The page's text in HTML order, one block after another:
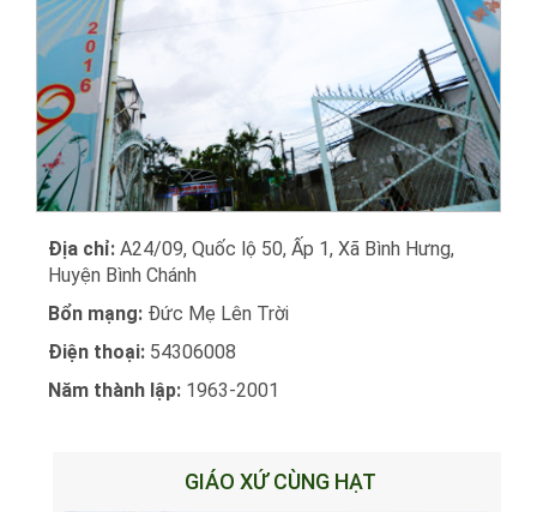
Địa chỉ: A24/09, Quốc lộ 50, Ấp 1, Xã Bình Hưng,
Huyện Bình Chánh
Bổn mạng: Đức Mẹ Lên Trời
Điện thoại: 54306008
Năm thành lập: 1963-2001
GIÁO XỨ CÙNG HẠT